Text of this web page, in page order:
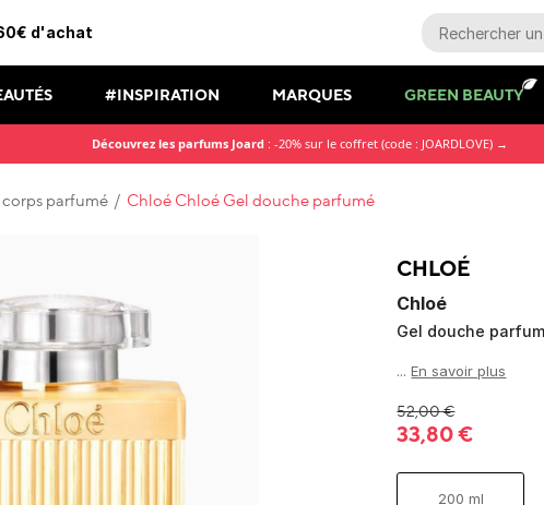
d'achat
#INSPIRATION MARQUES GREEN BEAUTY
Découvrez les parfums Joard : -20% sur le coffret (code : JOARDLOVE) →
corps parfumé / Chloé Chloé Gel douche parfumé
Chloé
Gel douche
CHLOÉ
... En savoir plus
52,00€
33,80€
200 ml